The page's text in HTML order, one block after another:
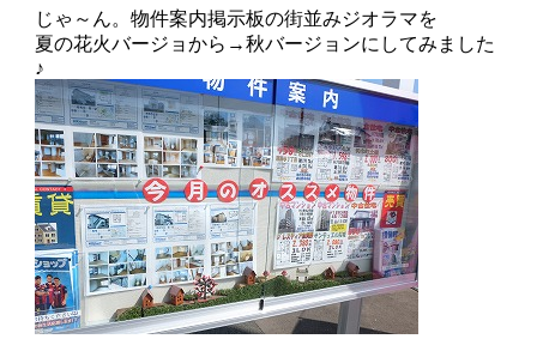
じゃ～ん。物件案内掲示板の街並みジオラマを
夏の花火バージョから→秋バージョンにしてみました
♪